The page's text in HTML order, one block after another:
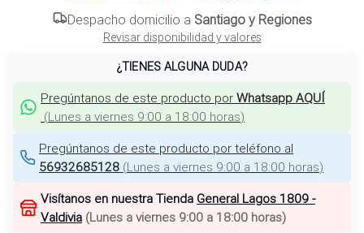
Despacho domicilio a Santiago y Regiones
Revisar disponibilidad y valores
¿TIENES ALGUNA DUDA?
Pregúntanos de este producto por Whatsapp AQUÍ
(Lunes a viernes 9:00 a 18:00 horas)
Pregúntanos de este producto por teléfono al
56932685128 (Lunes a viernes 9:00 a 18:00 horas)
Visítanos en nuestra Tienda General Lagos 1809 -
Valdivia (Lunes a viernes 9:00 a 18:00 horas)